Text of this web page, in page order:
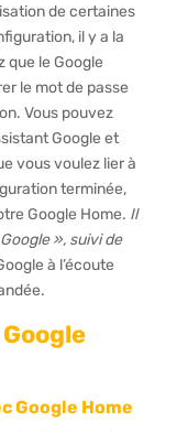
de certaines
il y a la
que le Google
le mot de passe
Vous pouvez
Google et
vous voulez lier à
terminée,
Google Home. Il
», suivi de
à l’écoute
Google Home